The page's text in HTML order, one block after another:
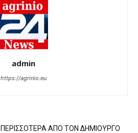
admin
https://agrinio.eu
ΠΕΡΙΣΣΟΤΕΡΑ ΑΠΟ ΤΟΝ ΔΗΜΙΟΥΡΓΟ